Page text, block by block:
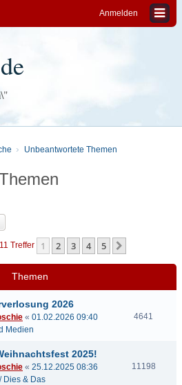
Anmelden
Unbeantwortete Themen
Treffer 1 2 3 4 5
Themen
2026
« 01.02.2026 09:40
Medien
4641
2025!
« 25.12.2025 08:36
Dies & Das
11198